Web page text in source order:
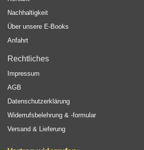
Nachhaltigkeit
Über unsere E-Books
Anfahrt
Rechtliches
Impressum
AGB
Datenschutzerklärung
Widerrufsbelehrung & -formular
Versand & Lieferung